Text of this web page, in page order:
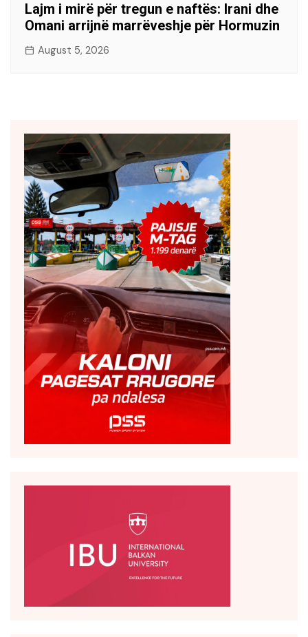
Lajm i mirë për tregun e naftës: Irani dhe
Omani arrijnë marrëveshje për Hormuzin
August 5, 2026